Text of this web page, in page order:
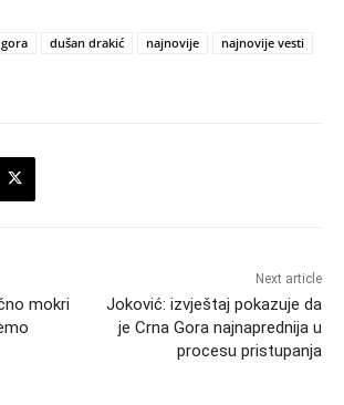
dušan drakić najnovije
najnovije vesti
mokri
Next article
Joković: izvještaj pokazuje da
je Crna Gora najnaprednija u
procesu pristupanja